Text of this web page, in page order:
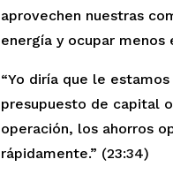
aprovechen nuestras
energía y ocupar menos
“Yo diría que le
presupuesto de capital
operación, los ahorros
rápidamente.” (23:34)